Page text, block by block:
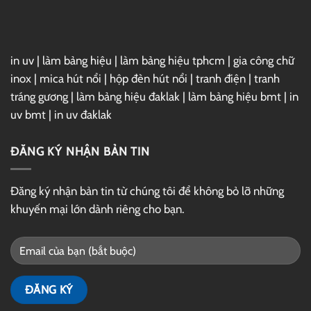
in uv | làm bảng hiệu | làm bảng hiệu tphcm | gia công chữ
inox | mica hút nổi | hộp đèn hút nổi | tranh điện | tranh
tráng gương | làm bảng hiệu đaklak | làm bảng hiệu bmt | in
uv bmt | in uv đaklak
ĐĂNG KÝ NHẬN BẢN TIN
Đăng ký nhận bản tin từ chúng tôi để không bỏ lỡ những
khuyến mại lớn dành riêng cho bạn.